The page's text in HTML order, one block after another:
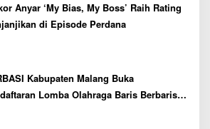
Anyar ‘My Bias, My Boss’ Raih Rating
di Episode Perdana
Kabupaten Malang Buka
Lomba Olahraga Baris Berbaris